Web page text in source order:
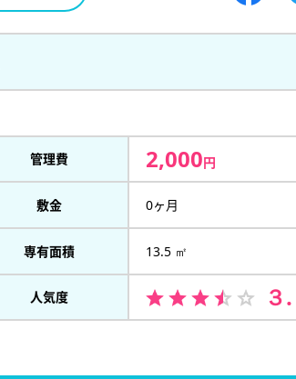
管理費 2,000円
敷金 0ヶ月
専有面積 13.5 ㎡
人気度 ３